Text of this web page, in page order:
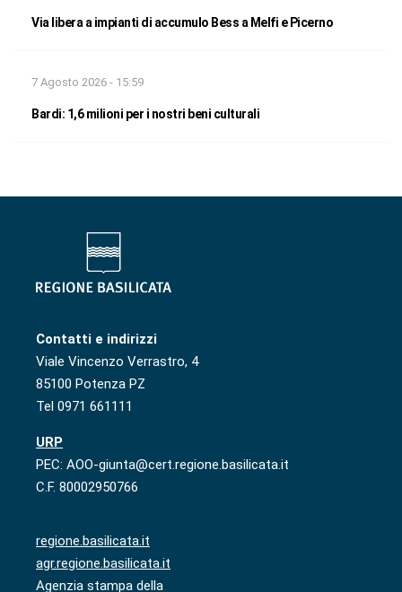
Via libera a impianti di accumulo Bess a Melfi e Picerno
7 Agosto 2026 - 15:59
Bardi: 1,6 milioni per i nostri beni culturali
Contatti e indirizzi
Viale Vincenzo Verrastro, 4
85100 Potenza PZ
Tel 0971 661111
URP
PEC: AOO-giunta@cert.regione.basilicata.it
C.F. 80002950766
regione.basilicata.it
agr.regione.basilicata.it
Agenzia stampa della